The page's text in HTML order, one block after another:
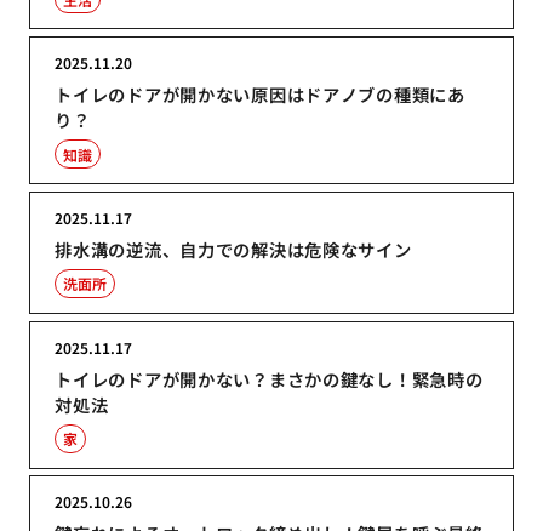
トイレのドアが開かない原因はドアノブの種類にあ
り？
2025.11.20
知識
排水溝の逆流、自力での解決は危険なサイン
2025.11.17
洗面所
トイレのドアが開かない？まさかの鍵なし！緊急時の
対処法
2025.11.17
家
2025.10.26